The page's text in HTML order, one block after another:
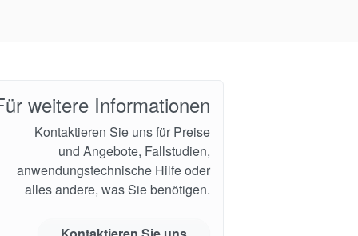
weitere Informationen
Kontaktieren Sie uns für Preise
und Angebote, Fallstudien,
anwendungstechnische Hilfe oder
alles andere, was Sie benötigen.